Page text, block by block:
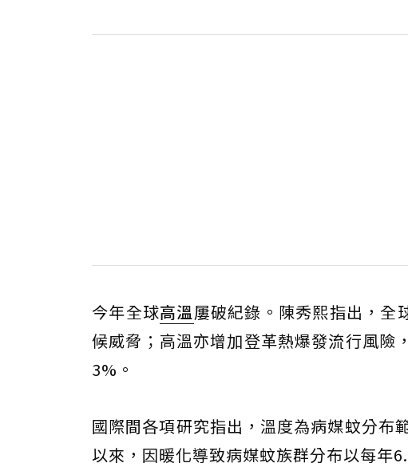
今年全球高溫屢破紀錄。陳秀熙指出，全
候威脅；高溫亦增加登革熱爆發流行風險
3%。
國際間各項研究指出，溫度為病媒蚊分布
以來，因暖化導致病媒蚊族群分布以每年